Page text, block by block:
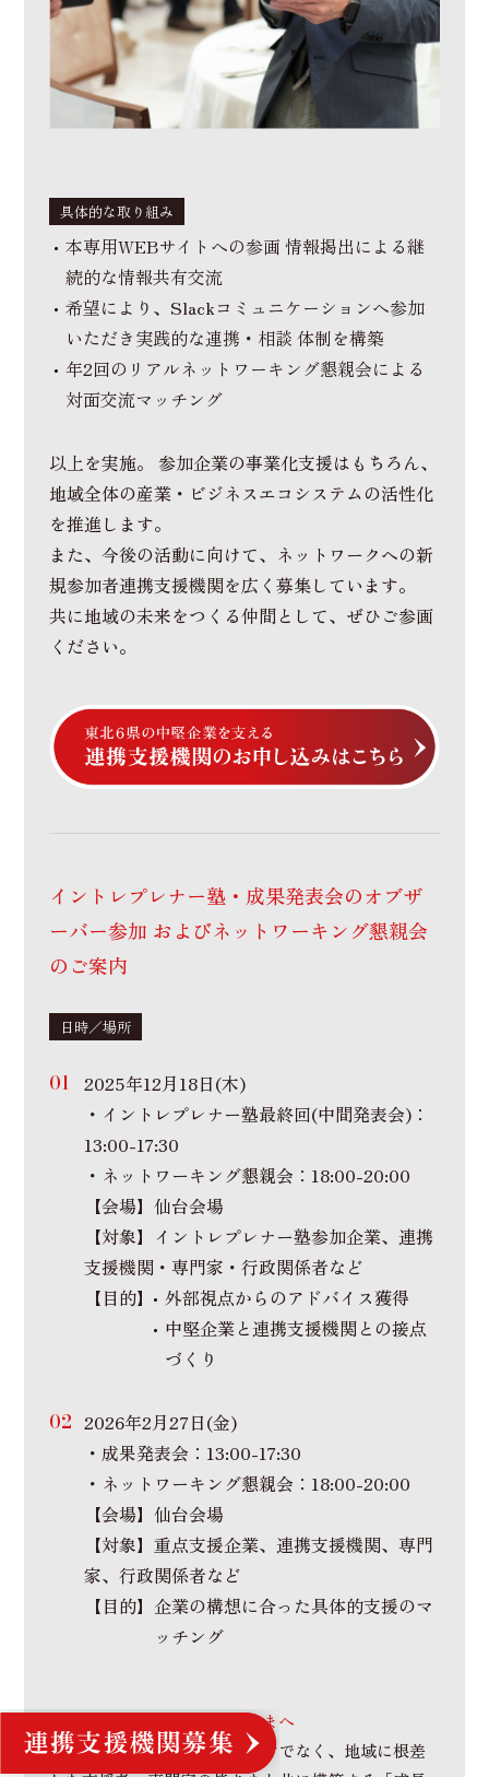
具体的な取り組み
本専用WEBサイトへの参画 情報掲出による継
続的な情報共有交流
希望により、Slackコミュニケーションへ参加
いただき実践的な連携・相談 体制を構築
年2回のリアルネットワーキング懇親会による
対面交流マッチング
以上を実施。 参加企業の事業化支援はもちろん、
地域全体の産業・ビジネスエコシステムの活性化
を推進します。
また、今後の活動に向けて、ネットワークへの新
規参加者連携支援機関を広く募集しています。
共に地域の未来をつくる仲間として、ぜひご参画
ください。
イントレプレナー塾・成果発表会のオブザ
ーバー参加 およびネットワーキング懇親会
のご案内
日時／場所
2025年12月18日(木)
・イントレプレナー塾最終回(中間発表会)：
13:00-17:30
・ネットワーキング懇親会：18:00-20:00
【会場】仙台会場
【対象】イントレプレナー塾参加企業、連携
支援機関・専門家・行政関係者など
【目的】
外部視点からのアドバイス獲得
中堅企業と連携支援機関との接点
づくり
2026年2月27日(金)
・成果発表会：13:00-17:30
・ネットワーキング懇親会：18:00-20:00
【会場】仙台会場
【対象】重点支援企業、連携支援機関、専門
家、行政関係者など
【目的】 企業の構想に合った具体的支援のマ
ッチング
連携支援機関・専門家の皆さまへ
本プログラムは、参加企業だけでなく、地域に根差